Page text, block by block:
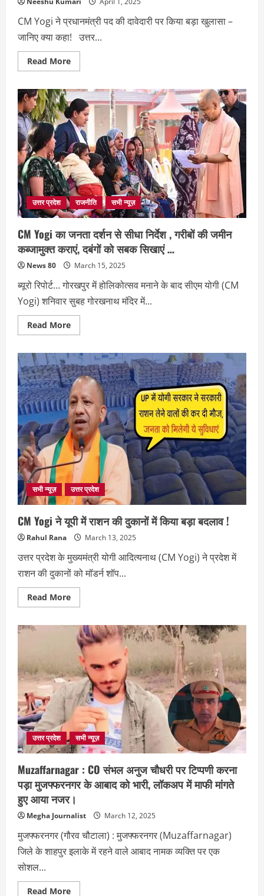
CM Yogi ने प्रधानमंत्री पद की दावेदारी पर किया बड़ा खुलासा –
जानिए क्या कहा! उत्तर...
Read MoreRead
more
Yogi
ने
प्रधानमंत्री
पद
की
दावेदारी
को
लेकर
बड़ा
बयान
दिया
उत्तर प्रदेश राजनीति सभी न्यूज़
CM Yogi का जनता दर्शन से सीधा निर्देश , गरीबों की जमीन
कब्जामुक्त कराएं, दबंगों को सबक सिखाएं …
News 80 March 15, 2025
ब्यूरो रिपोर्ट… गोरखपुर में होलिकोत्सव मनाने के बाद सीएम योगी (CM
Yogi) शनिवार सुबह गोरखनाथ मंदिर में...
Read MoreRead
more
Yogi
का
जनता
दर्शन
से
सीधा
निर्देश
,
गरीबों
की
जमीन
कब्जामुक्त
कराएं,
दबंगों
को
सबक
सिखाएं
…
सभी न्यूज़ उत्तर प्रदेश
CM Yogi ने यूपी में राशन की दुकानों में किया बड़ा बदलाव !
Rahul Rana March 13, 2025
उत्तर प्रदेश के मुख्यमंत्री योगी आदित्यनाथ (CM Yogi) ने प्रदेश में
राशन की दुकानों को मॉडर्न शॉप...
Read MoreRead
more
Yogi
यूपी
राशन
की
दुकानों
में
किया
बड़ा
बदलाव
!
उत्तर प्रदेश सभी न्यूज़
Muzaffarnagar : CO संभल अनुज चौधरी पर टिप्पणी करना
पड़ा मुजफ्फरनगर के आबाद को भारी, लॉकअप में माफी मांगते
हुए आया नजर।
Megha Journalist March 12, 2025
मुजफ्फरनगर (गौरव चौटाला) : मुजफ्फरनगर (Muzaffarnagar)
जिले के शाहपुर इलाके में रहने वाले आबाद नामक व्यक्ति पर एक
सोशल...
Read MoreRead